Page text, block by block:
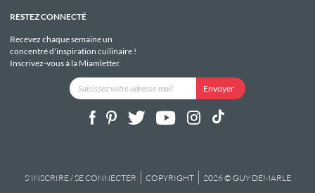
RESTEZ CONNECTÉ
Recevez chaque semaine un
concentré d'inspiration cuilinaire !
Inscrivez-vous à la Miamletter.
S'INSCRIRE / SE CONNECTER COPYRIGHT 2026 © GUY DEMARLE